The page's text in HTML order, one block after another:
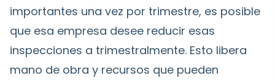
importantes una vez por trimestre, es posible
que esa empresa desee reducir esas
inspecciones a trimestralmente. Esto libera
mano de obra y recursos que pueden